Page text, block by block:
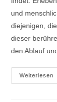
und
diejenigen,
dieser
den Ablauf
Weiterlesen